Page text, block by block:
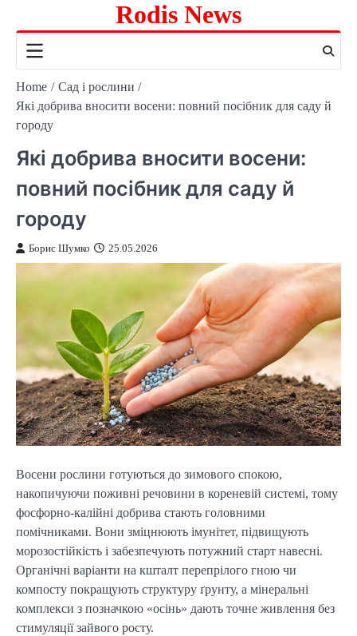
content
Rodis News
Home
Сад і рослини
Які добрива вносити восени: повний посібник для саду й
городу
Які добрива вносити восени:
повний посібник для саду й
городу
Борис Шумко 25.05.2026
Восени рослини готуються до зимового спокою,
накопичуючи поживні речовини в кореневій системі, тому
фосфорно-калійні добрива стають головними
помічниками. Вони зміцнюють імунітет, підвищують
морозостійкість і забезпечують потужний старт навесні.
Органічні варіанти на кшталт перепрілого гною чи
компосту покращують структуру ґрунту, а мінеральні
комплекси з позначкою «осінь» дають точне живлення без
стимуляції зайвого росту.